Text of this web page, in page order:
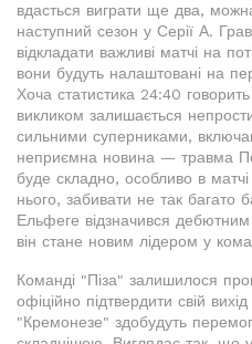
вдасться виграти ще два,
наступний сезон у Серії А.
відкладати важливі матчі на
вони будуть налаштовані на
Хоча статистика 24:40
викликом залишається
сильними суперниками,
неприємна новина — травма
буде складно, особливо в
нього, забивати не так багато
Ельфеге відзначився
він стане новим лідером у
Команді "Піза" залишилося
офіційно підтвердити свій
"Кремонезе" здобудуть